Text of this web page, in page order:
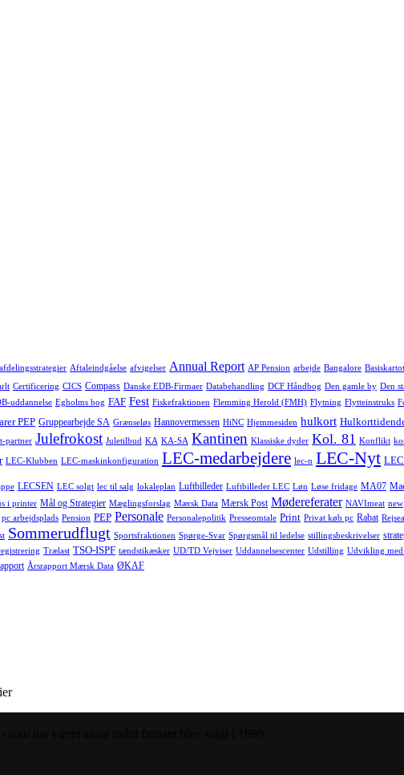
afdelingsstrategier Aftaleindgåelse afvigelser Annual Report AP Pension arbejde Bangalore
Certificering CICS Compass Danske EDB-Firmaer Databehandling DCF Håndbog Den gamle by Den
uddannelse Egholms bog FAF Fest Fiskefraktionen Flemming Herold (FMH) Flytning Flytteinstruks
PEP Gruppearbejde SA Grænseløs Hannovermessen HiNC Hjemmesiden hulkort
partner Julefrokost Juletilbud KA KA-SA Kantinen Klassiske dyder Kol. 81 Konflikt
LEC-Klubben LEC-maskinkonfiguration LEC-medarbejdere lec-n LEC-Nyt
LECSEN LEC solgt lec til salg lokaleplan Luftbilleder Luftbilleder LEC Løn Løse fridage MA07
i printer Mål og Strategier Mæglingsforslag Mærsk Data Mærsk Post Mødereferater NAVImeat new
pc arbejdsplads Pension PEP Personale Personalepolitik Presseomtale Print Privat køb pc Rabat
Sommerudflugt Sportsfraktionen Spørge-Svar Spørgsmål til ledelse stillingsbeskrivelser
Trælast TSO-ISPF tændstikæsker UD/TD Vejviser Uddannelsescenter Udstilling Udvikling
Årsrapport Mærsk Data ØKAF